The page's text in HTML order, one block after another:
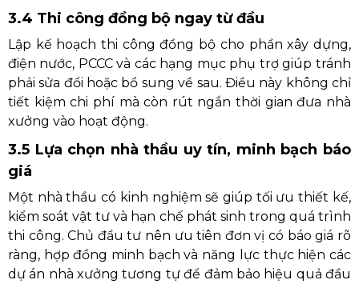
3.4 Thi công đồng bộ ngay từ đầu
Lập kế hoạch thi công đồng bộ cho phần xây dựng,
điện nước, PCCC và các hạng mục phụ trợ giúp tránh
phải sửa đổi hoặc bổ sung về sau. Điều này không chỉ
tiết kiệm chi phí mà còn rút ngắn thời gian đưa nhà
xưởng vào hoạt động.
3.5 Lựa chọn nhà thầu uy tín, minh bạch báo
giá
Một nhà thầu có kinh nghiệm sẽ giúp tối ưu thiết kế,
kiểm soát vật tư và hạn chế phát sinh trong quá trình
thi công. Chủ đầu tư nên ưu tiên đơn vị có báo giá rõ
ràng, hợp đồng minh bạch và năng lực thực hiện các
dự án nhà xưởng tương tự để đảm bảo hiệu quả đầu